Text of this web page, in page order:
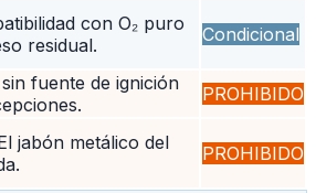
con O₂ puro
residual.
Condicional
fuente de ignición
PROHIBIDO
jabón metálico del
PROHIBIDO